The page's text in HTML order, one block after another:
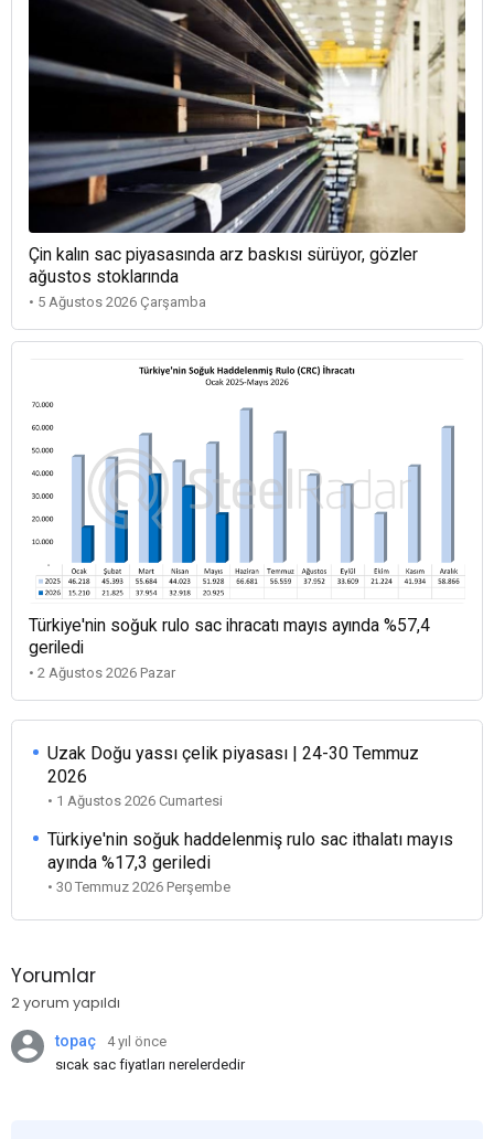
Çin kalın sac piyasasında arz baskısı sürüyor, gözler
ağustos stoklarında
• 5 Ağustos 2026 Çarşamba
Türkiye'nin soğuk rulo sac ihracatı mayıs ayında %57,4
geriledi
• 2 Ağustos 2026 Pazar
Uzak Doğu yassı çelik piyasası | 24-30 Temmuz
2026
• 1 Ağustos 2026 Cumartesi
Türkiye'nin soğuk haddelenmiş rulo sac ithalatı mayıs
ayında %17,3 geriledi
• 30 Temmuz 2026 Perşembe
Yorumlar
2 yorum yapıldı
topaç
4 yıl önce
sıcak sac fiyatları nerelerdedir